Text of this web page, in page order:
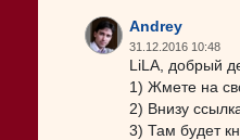
Andrey
31.12.2016 10:48
LiLA, добрый
1) Жмете на
2) Внизу
3) Там будет